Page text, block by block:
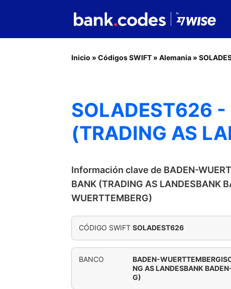
Inicio » Códigos SWIFT » Alemania »
SOLADEST626 -
(TRADING AS
Información clave de BADEN-
BANK (TRADING AS LANDESBANK
WUERTTEMBERG)
CÓDIGO SWIFT SOLADEST626
BANCO
BADEN-
NG AS LANDESBANK
G)